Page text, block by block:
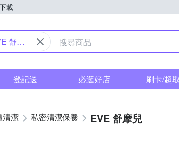
載
物中心
舒摩
登記送 必逛好店 刷卡/超取
清潔 私密清潔保養 EVE 舒摩兒